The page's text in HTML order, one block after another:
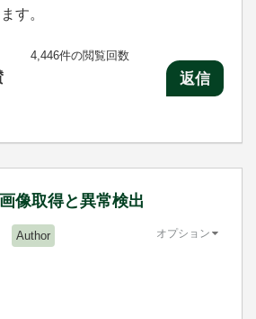
す。
4,446件の閲覧回数
返信
画像取得と異常検出
Author オプション